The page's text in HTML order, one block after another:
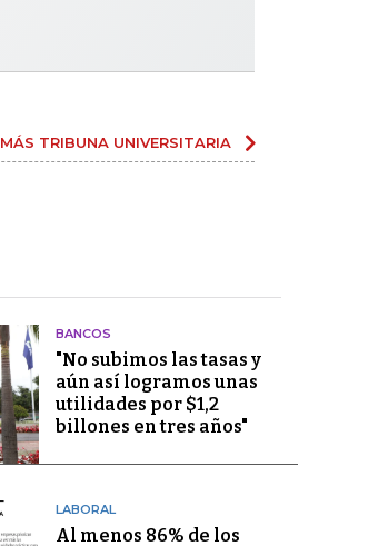
MÁS TRIBUNA UNIVERSITARIA
BANCOS
"No subimos las tasas y
aún así logramos unas
utilidades por $1,2
billones en tres años"
LABORAL
Al menos 86% de los